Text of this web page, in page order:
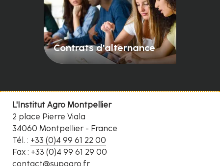
Contrats d'alternance
L'Institut Agro Montpellier
2 place Pierre Viala
34060 Montpellier - France
Tél. : +33 (0)4 99 61 22 00
Fax : +33 (0)4 99 61 29 00
contact@supagro.fr